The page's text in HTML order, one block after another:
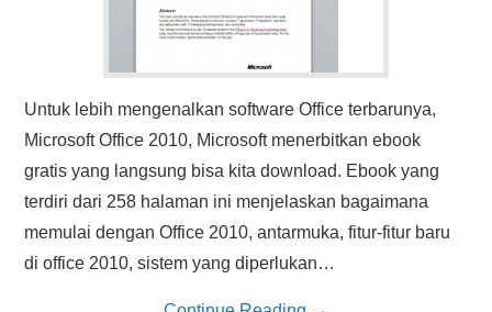
Untuk lebih mengenalkan software Office terbarunya,
Microsoft Office 2010, Microsoft menerbitkan ebook
gratis yang langsung bisa kita download. Ebook yang
terdiri dari 258 halaman ini menjelaskan bagaimana
memulai dengan Office 2010, antarmuka, fitur-fitur baru
di office 2010, sistem yang diperlukan…